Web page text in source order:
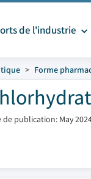
de l'industrie
Forme
de publication: May